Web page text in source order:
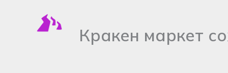
содержимому
Кракен маркет